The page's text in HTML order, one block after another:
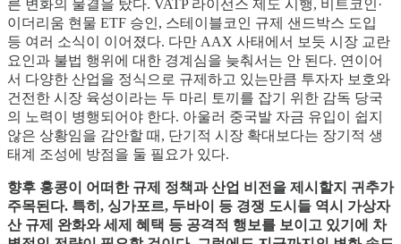
른 변화의 물결을 탔다. VATP 라이선스 제도 시행, 비트코인·
이더리움 현물 ETF 승인, 스테이블코인 규제 샌드박스 도입
등 여러 소식이 이어졌다. 다만 AAX 사태에서 보듯 시장 교란
요인과 불법 행위에 대한 경계심을 늦춰서는 안 된다. 연이어
서 다양한 산업을 정식으로 규제하고 있는만큼 투자자 보호와
건전한 시장 육성이라는 두 마리 토끼를 잡기 위한 감독 당국
의 노력이 병행되어야 한다. 아울러 중국발 자금 유입이 쉽지
않은 상황임을 감안할 때, 단기적 시장 확대보다는 장기적 생
태계 조성에 방점을 둘 필요가 있다.
향후 홍콩이 어떠한 규제 정책과 산업 비전을 제시할지 귀추가
주목된다. 특히, 싱가포르, 두바이 등 경쟁 도시들 역시 가상자
산 규제 완화와 세제 혜택 등 공격적 행보를 보이고 있기에 차